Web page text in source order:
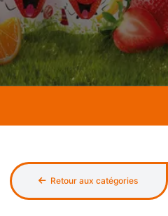
Retour aux catégories